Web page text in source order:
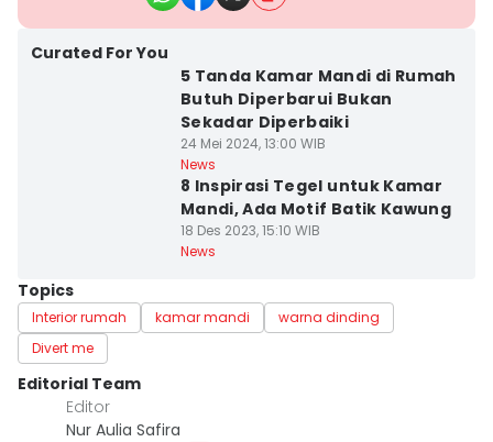
Curated For You
5 Tanda Kamar Mandi di Rumah
Butuh Diperbarui Bukan
Sekadar Diperbaiki
24 Mei 2024, 13:00 WIB
News
8 Inspirasi Tegel untuk Kamar
Mandi, Ada Motif Batik Kawung
18 Des 2023, 15:10 WIB
News
Topics
Interior rumah kamar mandi
warna dinding
Divert me
Editorial Team
Editor
Nur Aulia Safira